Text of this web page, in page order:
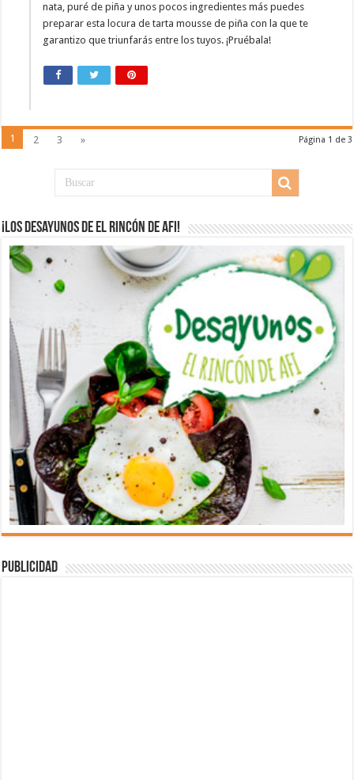
nata, puré de piña y unos pocos ingredientes más puedes
preparar esta locura de tarta mousse de piña con la que te
garantizo que triunfarás entre los tuyos. ¡Pruébala!
Página 1 de 3
1 2 3 »
¡Los desayunos de El Rincón de Afi!
Publicidad